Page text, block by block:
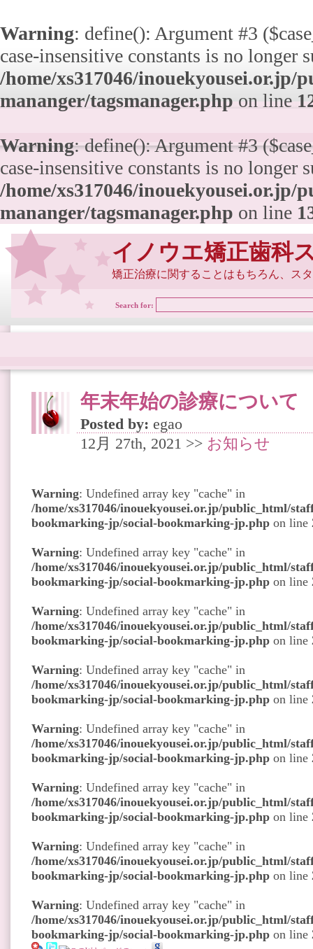
Warning: define(): Argument #3
case-insensitive constants is no longer
/home/xs317046/
mananger/tagsmanager.php on line
Warning: define(): Argument #3
case-insensitive constants is no longer
/home/xs317046/
mananger/tagsmanager.php on line
イノウエ矯正歯科
矯正治療に関することはもちろん、ス
Search for:
年末年始の診療について
Posted by: egao
12月 27th, 2021 >> お知らせ
Warning: Undefined array key "cache" in
/home/xs317046/inouekyousei.or.jp/public_html/
bookmarking-jp/social-bookmarking-jp.php on line
Warning: Undefined array key "cache" in
/home/xs317046/inouekyousei.or.jp/public_html/
bookmarking-jp/social-bookmarking-jp.php on line
Warning: Undefined array key "cache" in
/home/xs317046/inouekyousei.or.jp/public_html/
bookmarking-jp/social-bookmarking-jp.php on line
Warning: Undefined array key "cache" in
/home/xs317046/inouekyousei.or.jp/public_html/
bookmarking-jp/social-bookmarking-jp.php on line
Warning: Undefined array key "cache" in
/home/xs317046/inouekyousei.or.jp/public_html/
bookmarking-jp/social-bookmarking-jp.php on line
Warning: Undefined array key "cache" in
/home/xs317046/inouekyousei.or.jp/public_html/
bookmarking-jp/social-bookmarking-jp.php on line
Warning: Undefined array key "cache" in
/home/xs317046/inouekyousei.or.jp/public_html/
bookmarking-jp/social-bookmarking-jp.php on line
Warning: Undefined array key "cache" in
/home/xs317046/inouekyousei.or.jp/public_html/
bookmarking-jp/social-bookmarking-jp.php on line